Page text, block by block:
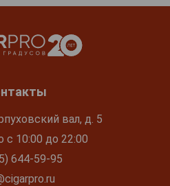
вал, д. 5
с 10:00 до 22:00
644-59-95